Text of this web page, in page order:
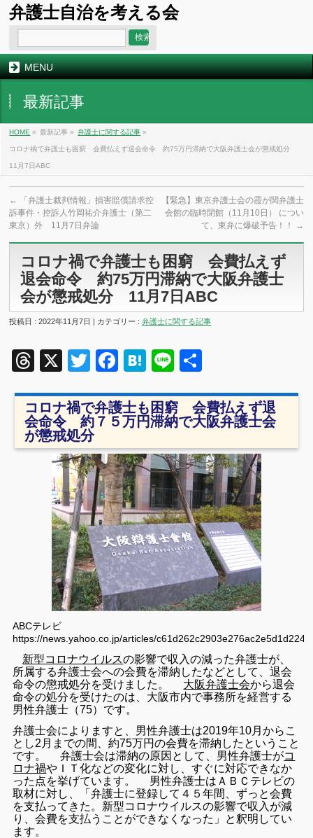
弁護士自治を考える会
MENU
最新記事
HOME » 最新記事 » 弁護士に関する記事 »
コロナ禍で弁護士も困窮 会費払えず退会命令 約75万円滞納で大阪弁護士会が懲戒処分
11月7日ABC
←
「弁護士裁判情報」損害賠償請求控
訴事件・控訴人竹岡祐介弁護士（第二
東京）外 11月7日弁論
【緊急】東京弁護士会の霞が関弁護士
会館の臨時閉館（11月10日） につい
て、東弁に爆破予告！！
→
コロナ禍で弁護士も困窮 会費払えず
退会命令 約75万円滞納で大阪弁護士
会が懲戒処分 11月7日ABC
投稿日 : 2022年11月7日 | カテゴリー :弁護士に関する記事
Threads
X TwitterFacebook
Hatena
Line
コロナ禍で弁護士も困窮 会費払えず退
会命令 約７５万円滞納で大阪弁護士会
が懲戒処分
ABCテレビ
https://news.yahoo.co.jp/articles/
新型コロナウイルスの影響で収入の減った弁護士が、
所属する弁護士会への会費を滞納したなどとして、退会
命令の懲戒処分を受けました。 大阪弁護士会から退会
命令の処分を受けたのは、大阪市内で事務所を経営する
男性弁護士（75）です。
弁護士会によりますと、男性弁護士は2019年10月からこ
とし2月までの間、約75万円の会費を滞納したということ
です。 弁護士会は滞納の原因として、男性弁護士がコ
ロナ禍やＩＴ化などの変化に対し、すぐに対応できなか
った点を挙げています。 男性弁護士はＡＢＣテレビの
取材に対し、「弁護士に登録して４５年間、ずっと会費
を支払ってきた。新型コロナウイルスの影響で収入が減
り、会費を支払うことができなくなった」と釈明してい
ます。